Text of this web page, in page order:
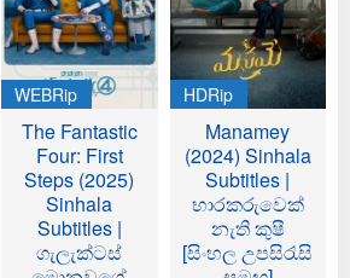
WEBRip
The Fantastic
Four: First
Steps (2025)
Sinhala
Subtitles |
ගැලැක්ටස්
HDRip
Manamey
(2024) Sinhala
Subtitles |
භාරකරුවෙක්
නැති කුෂී
[සිංහල උපසිරැසි